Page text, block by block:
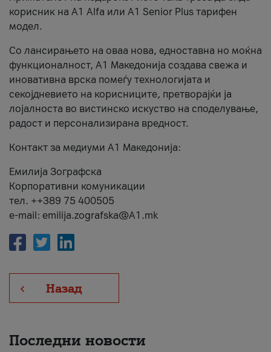
корисник на А1 Alfa или A1 Senior Plus тарифен
модел.
Со лансирањето на оваа нова, едноставна но моќна
функционалност, А1 Македонија создава свежа и
иновативна врска помеѓу технологијата и
секојдневието на корисниците, претворајќи ја
лојалноста во вистинско искуство на споделување,
радост и персонализирана вредност.
Контакт за медиуми А1 Македонија:
Емилија Зографска
Корпоративни комуникации
тел. ++389 75 400505
e-mail: emilija.zografska@A1.mk
Назад
Последни новости